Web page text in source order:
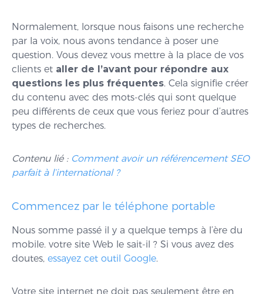
Normalement, lorsque nous faisons une recherche
par la voix, nous avons tendance à poser une
question. Vous devez vous mettre à la place de vos
clients et aller de l’avant pour répondre aux
questions les plus fréquentes. Cela signifie créer
du contenu avec des mots-clés qui sont quelque
peu différents de ceux que vous feriez pour d’autres
types de recherches.
Contenu lié : Comment avoir un référencement SEO
parfait à l’international ?
Commencez par le téléphone portable
Nous somme passé il y a quelque temps à l’ère du
mobile. votre site Web le sait-il ? Si vous avez des
doutes, essayez cet outil Google.
Votre site internet ne doit pas seulement être en